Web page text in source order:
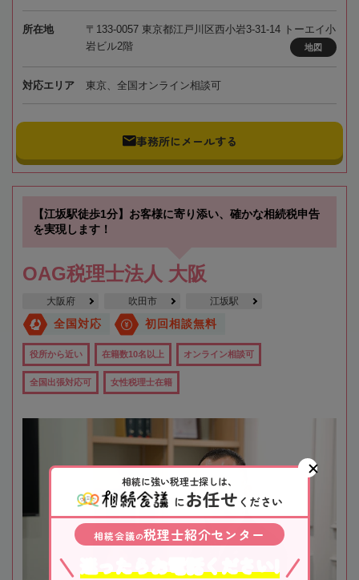
所在地
〒133-0057 東京都江戸川区西小岩3-31-14 トーエイ小
岩ビル2階
地図
対応エリア 東京、全国オンライン相談可
事務所にメールする
【江坂駅徒歩1分】お客様に寄り添い、確かな相続税申告
を実現します！
OAG税理士法人 大阪
大阪府 吹田市 江坂駅
全国対応 初回相談無料
役所から近い 在籍数10名以上 オンライン相談可
全国出張対応可 女性税理士在籍
相続に強い税理士探しは、
にお任せ ください
相続会議の税理士紹介センター